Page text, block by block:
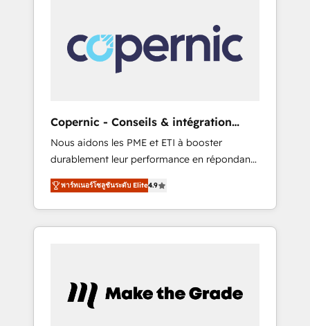
portal? We are built for the work.
We engineer revenue outcomes for the GTM
owner on HubSpot. We Build Different
Solutions Partner 🤝 - Global: 75+ RPers
across five continents 🌐 - Scale: Largest
organically grown & fastest tiering Elite
HubSpot Partner 🪴 - CRM: More Sales Hub
implementations than any other Partner 💻 -
Salesforce: We convert SFDC addicts to
HubSpot evangelists 🧡 Don't pick a
Copernic - Conseils & intégration
HubSpot
Nous aidons les PME et ETI à booster
durablement leur performance en répondant
aux vrais défis : • Intégration de HubSpot
avec d’autres outils (ERP, téléphonie, etc.) •
Alignement des équipes grâce à un outil et
des données partagées • Amélioration de la
Notre équipe de 30 consultants certifiés
HubSpot aborde chaque projet avec un
พาร์ทเนอร์โซลูชันระดับ Elite4.9